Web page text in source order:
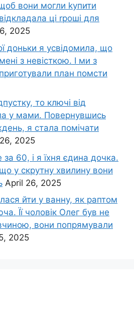
вони могли kупити
ці rроші для
2025
доньки я усвідомила, що
з невісткою. І ми з
план помсти
то ключі від
у мами. Повернувшись
я стала помічати
2025
60, і я їхня єдина дочка.
у скрутну хвилину вони
April 26, 2025
йти у ванну, як раптом
Її чоловік Олег був не
вони попрямували
2025